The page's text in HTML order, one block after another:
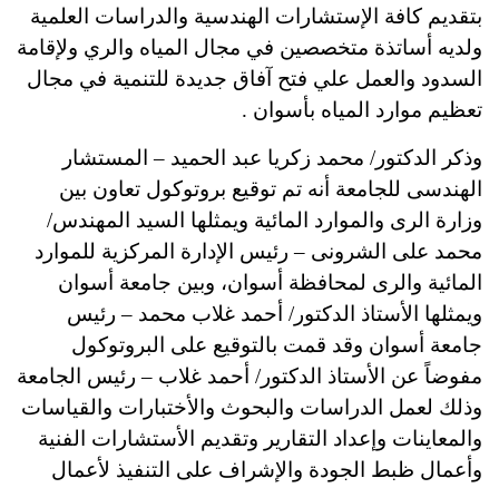
بتقديم كافة الإستشارات الهندسية والدراسات العلمية
ولديه أساتذة متخصصين في مجال المياه والري ولإقامة
السدود والعمل علي فتح آفاق جديدة للتنمية في مجال
تعظيم موارد المياه بأسوان .
وذكر الدكتور/ محمد زكريا عبد الحميد – المستشار
الهندسى للجامعة أنه تم توقيع بروتوكول تعاون بين
وزارة الرى والموارد المائية ويمثلها السيد المهندس/
محمد على الشرونى – رئيس الإدارة المركزية للموارد
المائية والرى لمحافظة أسوان، وبين جامعة أسوان
ويمثلها الأستاذ الدكتور/ أحمد غلاب محمد – رئيس
جامعة أسوان وقد قمت بالتوقيع على البروتوكول
مفوضاً عن الأستاذ الدكتور/ أحمد غلاب – رئيس الجامعة
وذلك لعمل الدراسات والبحوث والأختبارات والقياسات
والمعاينات وإعداد التقارير وتقديم الأستشارات الفنية
وأعمال ظبط الجودة والإشراف على التنفيذ لأعمال